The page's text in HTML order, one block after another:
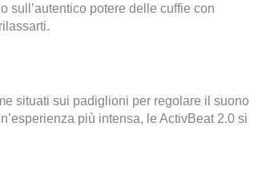
sull’autentico potere delle cuffie con
situati sui padiglioni per regolare il suono
più intensa, le ActivBeat 2.0 si